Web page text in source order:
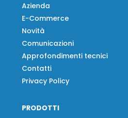
Azienda
E-Commerce
Novità
Comunicazioni
Approfondimenti tecnici
Contatti
Privacy Policy
PRODOTTI